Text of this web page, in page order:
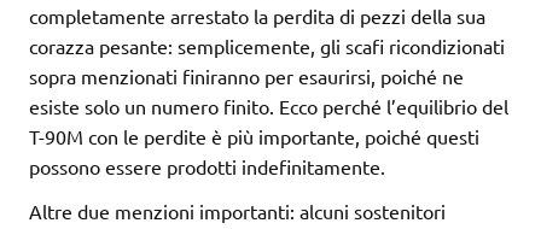
completamente arrestato la perdita di pezzi della sua
corazza pesante: semplicemente, gli scafi ricondizionati
sopra menzionati finiranno per esaurirsi, poiché ne
esiste solo un numero finito. Ecco perché l’equilibrio del
T-90M con le perdite è più importante, poiché questi
possono essere prodotti indefinitamente.
Altre due menzioni importanti: alcuni sostenitori